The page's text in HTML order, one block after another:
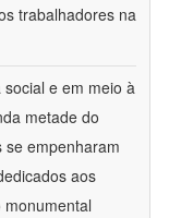
trabalhadores na
e em meio à
metade do
se empenharam
aos